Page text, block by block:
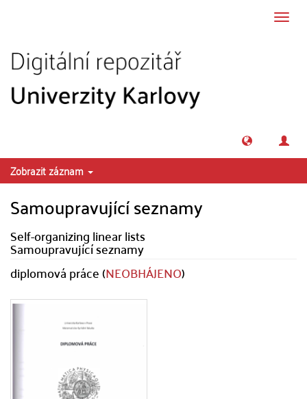
Zobrazit záznam
Samoupravující seznamy
Self-organizing linear lists
Samoupravující seznamy
diplomová práce (NEOBHÁJENO)